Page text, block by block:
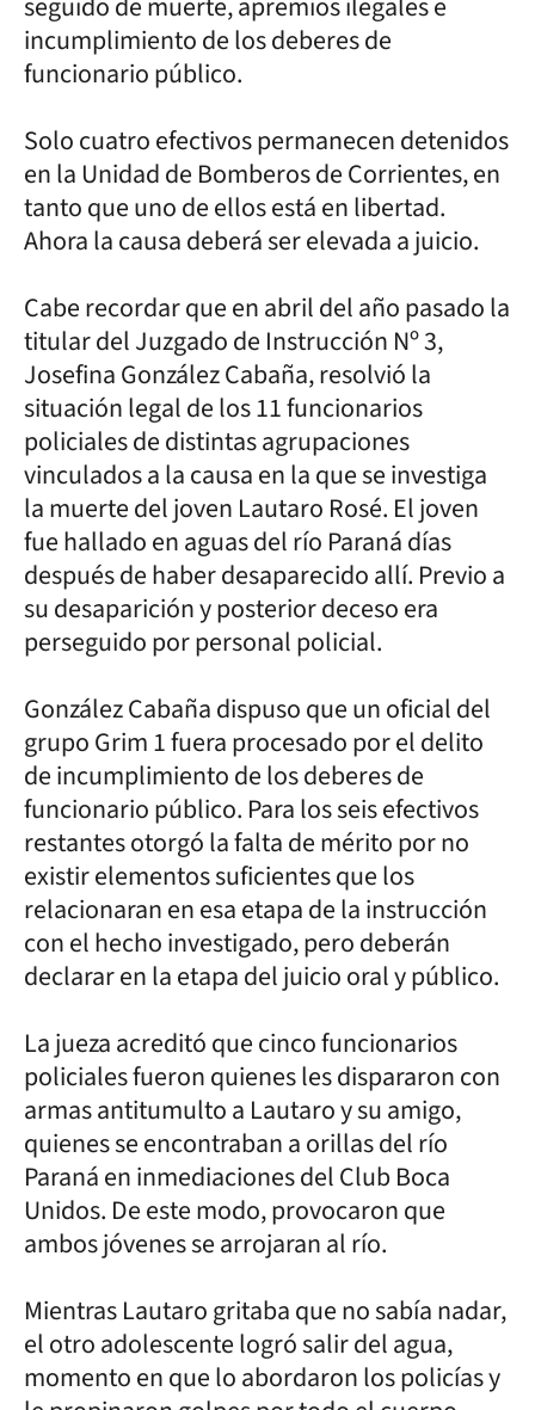
incumplimiento de los deberes de
funcionario público.
Solo cuatro efectivos permanecen detenidos
en la Unidad de Bomberos de Corrientes, en
tanto que uno de ellos está en libertad.
Ahora la causa deberá ser elevada a juicio.
Cabe recordar que en abril del año pasado la
titular del Juzgado de Instrucción Nº 3,
Josefina González Cabaña, resolvió la
situación legal de los 11 funcionarios
policiales de distintas agrupaciones
vinculados a la causa en la que se investiga
la muerte del joven Lautaro Rosé. El joven
fue hallado en aguas del río Paraná días
después de haber desaparecido allí. Previo a
su desaparición y posterior deceso era
perseguido por personal policial.
González Cabaña dispuso que un oficial del
grupo Grim 1 fuera procesado por el delito
de incumplimiento de los deberes de
funcionario público. Para los seis efectivos
restantes otorgó la falta de mérito por no
existir elementos suficientes que los
relacionaran en esa etapa de la instrucción
con el hecho investigado, pero deberán
declarar en la etapa del juicio oral y público.
La jueza acreditó que cinco funcionarios
policiales fueron quienes les dispararon con
armas antitumulto a Lautaro y su amigo,
quienes se encontraban a orillas del río
Paraná en inmediaciones del Club Boca
Unidos. De este modo, provocaron que
ambos jóvenes se arrojaran al río.
Mientras Lautaro gritaba que no sabía nadar,
el otro adolescente logró salir del agua,
momento en que lo abordaron los policías y